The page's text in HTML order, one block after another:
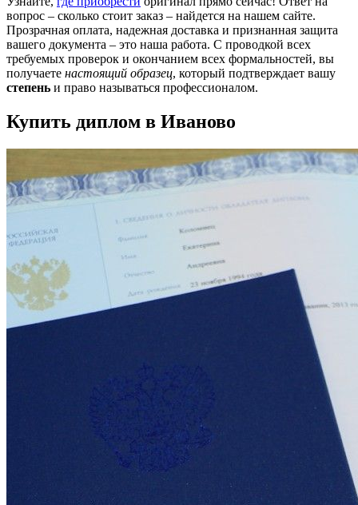
вопрос – сколько стоит заказ – найдется на нашем сайте.
Прозрачная оплата, надежная доставка и признанная защита
вашего документа – это наша работа. С проводкой всех
требуемых проверок и окончанием всех формальностей, вы
получаете настоящий образец, который подтверждает вашу
степень и право называться профессионалом.
Купить диплом в Иваново